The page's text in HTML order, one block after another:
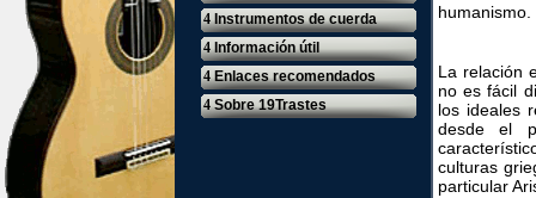
4Instrumentos de cuerda
4Información útil
4Enlaces recomendados
4Sobre 19Trastes
humanismo.
La relación
no es fácil
los ideales
desde el
culturas
particular